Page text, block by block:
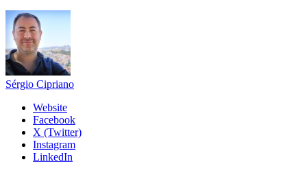
Sérgio Cipriano
Website
Facebook
X (Twitter)
Instagram
LinkedIn